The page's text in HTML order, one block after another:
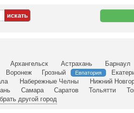
Архангельск Астрахань Барнаул
Воронеж Грозный Евпатория
Набережные Челны Нижний
Самара Саратов Тольятти
другой город